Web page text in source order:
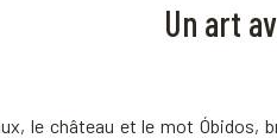
Un art
le château et le mot